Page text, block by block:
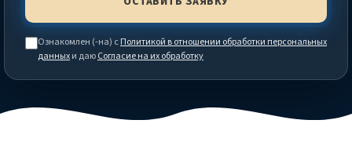
Ознакомлен (-на) сПолитикой в отношении обработки персональных
данныхи даюСогласие на их обработку